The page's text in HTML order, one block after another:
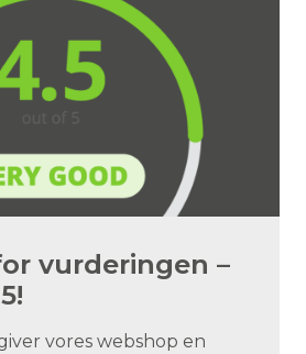
vurderingen –
vores webshop en